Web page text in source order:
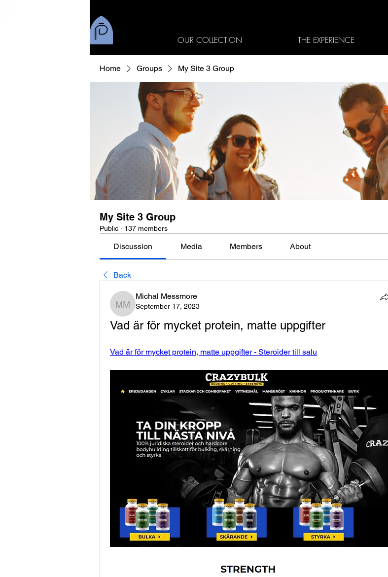
OUR COLLECTION THE EXPERIENCE
Home Groups My Site 3 Group
My Site 3 Group
Public · 137 members
Discussion Media Members About
Back
Michal Messmore
Michal Messmore
September 17, 2023
Vad är för mycket protein, matte uppgifter
Vad är för mycket protein, matte uppgifter - Steroider till salu